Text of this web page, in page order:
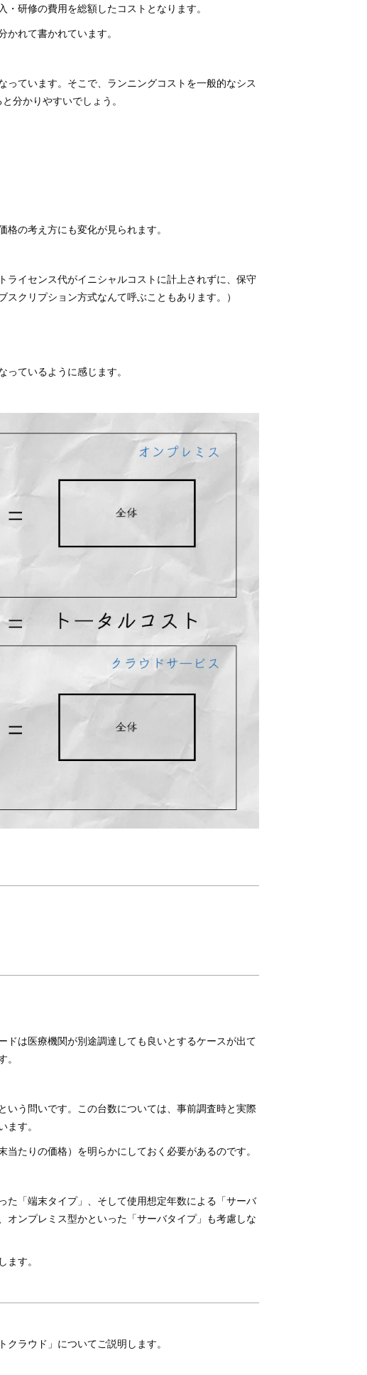
研修の費用を総額したコストとなります。
れて書かれています。
ています。そこで、ランニングコストを一般的なシス
分かりやすいでしょう。
の考え方にも変化が見られます。
ライセンス代がイニシャルコストに計上されずに、保守
クリプション方式なんて呼ぶこともあります。）
ているように感じます。
は医療機関が別途調達しても良いとするケースが出て
。
う問いです。この台数については、事前調査時と実際
ます。
たりの価格）を明らかにしておく必要があるのです。
た「端末タイプ」、そして使用想定年数による「サーバ
ンプレミス型かといった「サーバタイプ」も考慮しな
ます。
クラウド」についてご説明します。